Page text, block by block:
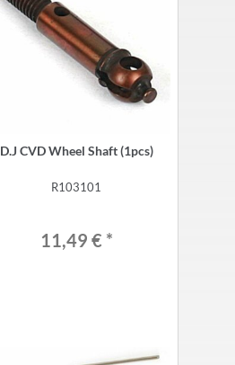
D.J CVD Wheel Shaft (1pcs)
R103101
11,49 € *